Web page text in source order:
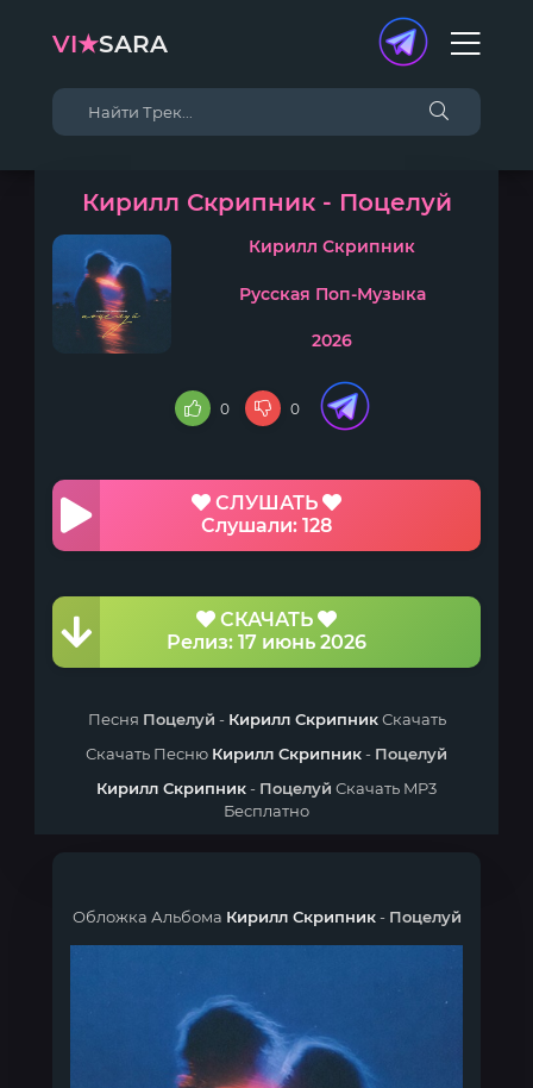
VI★SARA
Кирилл Скрипник - Поцелуй
Кирилл Скрипник
Русская Поп-Музыка
2026
0 0
СЛУШАТЬ
Слушали: 128
СКАЧАТЬ
Релиз: 17 июнь 2026
Песня Поцелуй - Кирилл СкрипникСкачать
Скачать Песню Кирилл Скрипник- Поцелуй
Кирилл Скрипник- Поцелуй Скачать MP3
Бесплатно
Обложка Альбома Кирилл Скрипник- Поцелуй